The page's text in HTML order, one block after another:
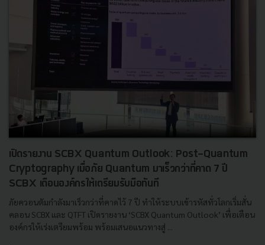
เปิดรายงาน SCBX Quantum Outlook: Post-Quantum
Cryptography เมื่อภัย Quantum มาเร็วกว่าที่คาด 7 ปี
SCBX เตือนองค์กรให้เตรียมรับมือทันที
ภัยควอนตัมกำลังมาเร็วกว่าที่คาดไว้ 7 ปี ทำให้ระบบเข้ารหัสทั่วโลกเริ่มสั่น
คลอน SCBX และ QTFT เปิดรายงาน ‘SCBX Quantum Outlook’ เพื่อเตือน
องค์กรให้เร่งเตรียมพร้อม พร้อมเสนอแนวทางสู่ ...